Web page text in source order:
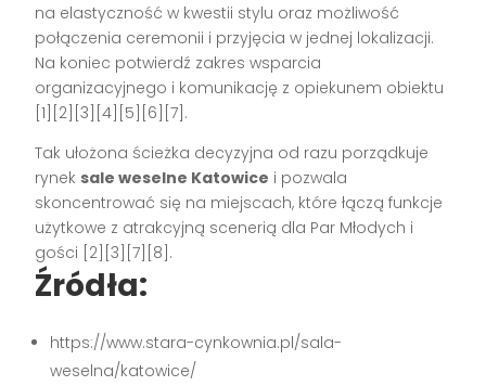
na elastyczność w kwestii stylu oraz możliwość
połączenia ceremonii i przyjęcia w jednej lokalizacji.
Na koniec potwierdź zakres wsparcia
organizacyjnego i komunikację z opiekunem obiektu
[1][2][3][4][5][6][7].
Tak ułożona ścieżka decyzyjna od razu porządkuje
rynek sale weselne Katowice i pozwala
skoncentrować się na miejscach, które łączą funkcje
użytkowe z atrakcyjną scenerią dla Par Młodych i
gości [2][3][7][8].
Źródła:
https://www.stara-cynkownia.pl/sala-
weselna/katowice/